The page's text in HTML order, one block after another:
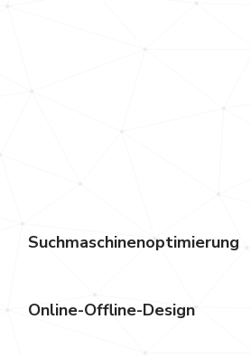
Suchmaschinenoptimierung
Online-Offline-Design